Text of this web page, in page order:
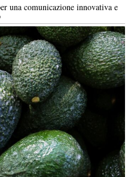
una comunicazione innovativa e